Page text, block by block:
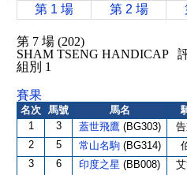
第 1 場 第 2 場
第 7 場 (202)
SHAM TSENG HANDICAP
組別 1
賽果
名次 馬號 馬名
1
3 蓋世飛鷹 (BG303)
2 5 常山名駒 (BG314)
3 6 印度之星 (BB008)